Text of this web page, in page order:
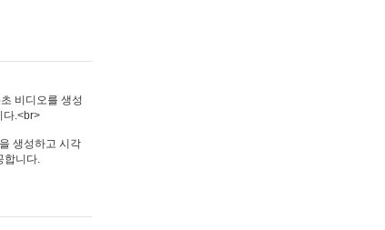
비디오를 생성
다.<br>
생성하고 시각
합니다.